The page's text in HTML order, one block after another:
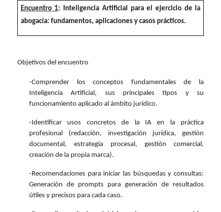
Encuentro 1: Inteligencia Artificial para el ejercicio de la
abogacía: fundamentos, aplicaciones y casos prácticos.
Objetivos del encuentro
-Comprender los conceptos fundamentales de la
Inteligencia Artificial, sus principales tipos y su
funcionamiento aplicado al ámbito jurídico.
-Identificar usos concretos de la IA en la práctica
profesional (redacción, investigación jurídica, gestión
documental, estrategia procesal, gestión comercial,
creación de la propia marca).
-Recomendaciones para iniciar las búsquedas y consultas:
Generación de prompts para generación de resultados
útiles y precisos para cada caso.